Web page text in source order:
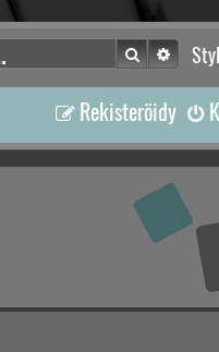
Etsi
Rekisteröidy